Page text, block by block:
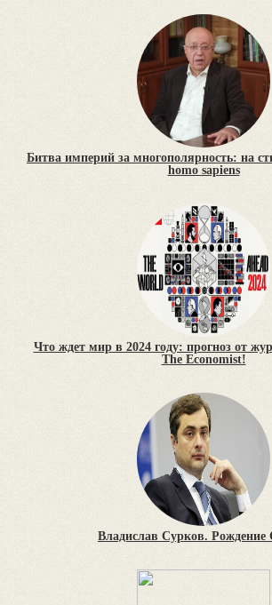
Битва империй за многополярность: на
homo sapiens
Что ждет мир в 2024 году: прогноз от
The Economist!
Владислав Сурков. Рождение